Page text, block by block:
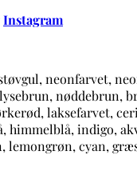
Instagram
neonfarvet,
laksefarvet,
indigo,
cyan,